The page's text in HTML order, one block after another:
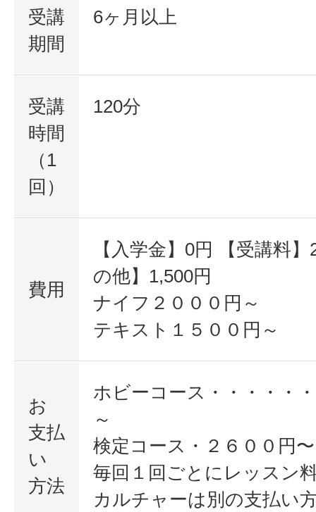
受講
期間
6ヶ月以上
受講
時間
（1
回）
120分
費用
【入学金】0円 【受講料
の他】1,500円
ナイフ２０００円～
テキスト１５００円～
お
支払
い
方法
ホビーコース・・・・・
～
検定コース・２６００円〜
毎回１回ごとにレッスン
カルチャーは別の支払い